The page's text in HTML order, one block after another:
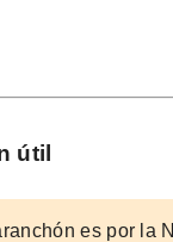
útil
es por la